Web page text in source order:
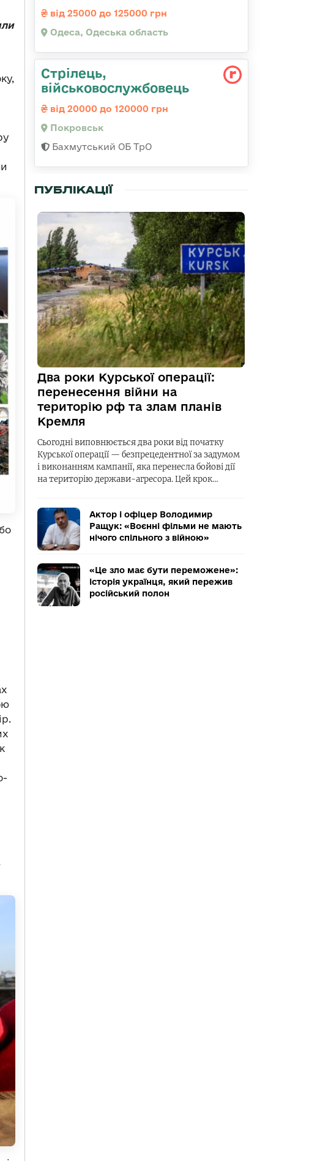
від 25000 до 125000 грн
Одеса, Одеська область
Стрілець,
військовослужбовець
від 20000 до 120000 грн
Покровськ
Бахмутський ОБ ТрО
ПУБЛІКАЦІЇ
Два роки Курської операції:
перенесення війни на
територію рф та злам планів
Кремля
Сьогодні виповнюється два роки від початку
Курської операції — безпрецедентної за задумом
і виконанням кампанії, яка перенесла бойові дії
на територію держави-агресора. Цей крок…
Актор і офіцер Володимир
Ращук: «Воєнні фільми не мають
нічого спільного з війною»
«Це зло має бути переможене»:
історія українця, який пережив
російський полон